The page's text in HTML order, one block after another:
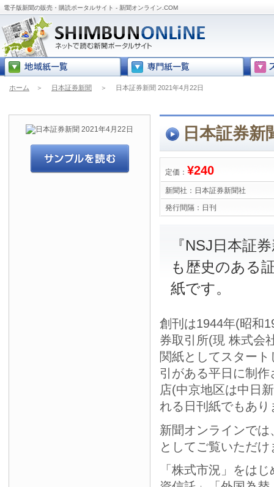
電子版新聞の販売・購読ポータルサイト - 新聞オンライン.COM
ホーム ＞ 日本証券新聞 ＞ 日本証券新聞 2021年4月22日
日本証券新
定価： ¥240
新聞社： 日本証券新聞社
発行間隔： 日刊
『NSJ日本証
も歴史のある
紙です。
創刊は1944年(昭和
券取引所(現 株式会
関紙としてスター
引がある平日に制
店(中京地区は中日
れる日刊紙でもあり
新聞オンラインで
としてご覧いただけ
「株式市況」をは